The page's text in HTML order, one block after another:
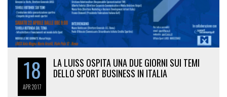
18
APR2017
LA LUISS OSPITA UNA DUE GIORNI SUI TEMI
DELLO SPORT BUSINESS IN ITALIA